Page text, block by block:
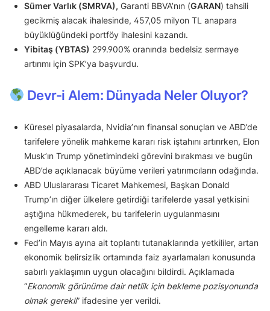
Sümer Varlık (SMRVA), Garanti BBVA’nın (GARAN) tahsili
gecikmiş alacak ihalesinde, 457,05 milyon TL anapara
büyüklüğündeki portföy ihalesini kazandı.
Yibitaş (YBTAS) 299.900% oranında bedelsiz sermaye
artırımı için SPK’ya başvurdu.
Devr-i Alem: Dünyada Neler Oluyor?
Küresel piyasalarda, Nvidia’nın finansal sonuçları ve ABD’de
tarifelere yönelik mahkeme kararı risk iştahını artırırken, Elon
Musk’ın Trump yönetimindeki görevini bırakması ve bugün
ABD’de açıklanacak büyüme verileri yatırımcıların odağında.
ABD Uluslararası Ticaret Mahkemesi, Başkan Donald
Trump’ın diğer ülkelere getirdiği tarifelerde yasal yetkisini
aştığına hükmederek, bu tarifelerin uygulanmasını
engelleme kararı aldı.
Fed’in Mayıs ayına ait toplantı tutanaklarında yetkililer, artan
ekonomik belirsizlik ortamında faiz ayarlamaları konusunda
sabırlı yaklaşımın uygun olacağını bildirdi. Açıklamada
“Ekonomik görünüme dair netlik için bekleme pozisyonunda
olmak gerekli” ifadesine yer verildi.